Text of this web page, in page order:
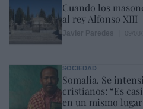
Cuando los
al rey Alfonso XIII
SOCIEDAD
Somalia. Se
cristianos: “Es
en un mismo